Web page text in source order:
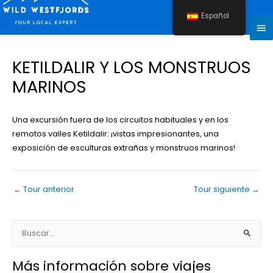
Ir
contenido
KETILDALIR Y LOS MONSTRUOS
MARINOS
Una excursión fuera de los circuitos habituales y en los
remotos valles Ketildalir: ¡vistas impresionantes, una
exposición de esculturas extrañas y monstruos marinos!
de
entradas
← Tour anterior Tour siguiente →
u
s
Más información sobre viajes
Español